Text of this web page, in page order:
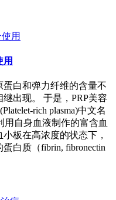
用
白和弹力纤维的含量不
出现。 于是，PRP美容
rich plasma)中文名
用自身血液制作的富含血
板在高浓度的状态下，
白质（fibrin, fibronectin